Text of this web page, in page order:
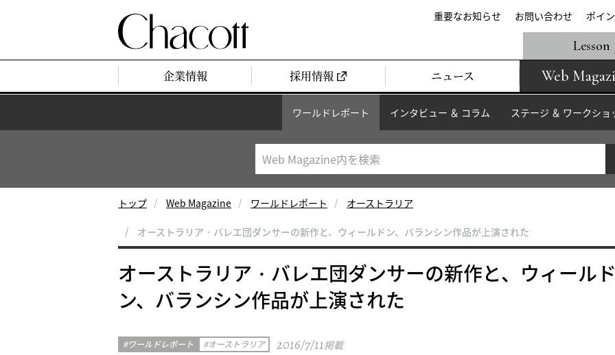
重要なお知らせ お問い合わせ ポイ
企業情報 採用情報 ニュース Web
Lesson
ワールドレポート インタビュー ＆ コラム ステージ ＆ ワークショ
トップ Web Magazine ワールドレポート オーストラリア
オーストラリア・バレエ団ダンサーの新作と、ウィールドン、バランシン作品が上演された
オーストラリア・バレエ団ダンサーの新作と、ウィールド
ン、バランシン作品が上演された
ワールドレポート オーストラリア 2016/7/11掲載